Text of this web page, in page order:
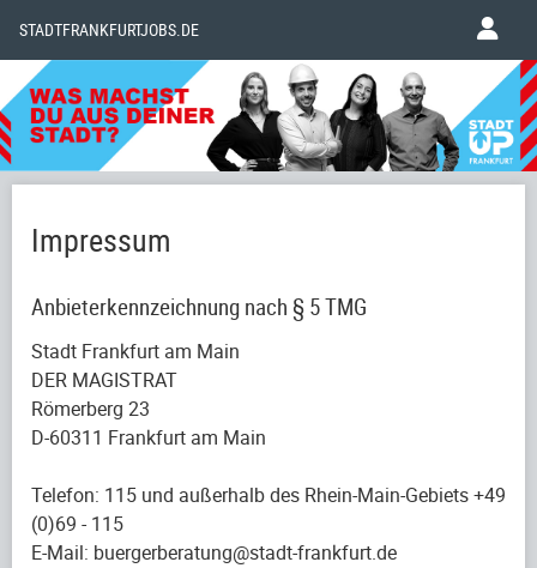
STADTFRANKFURTJOBS.DE
Impressum
Anbieterkennzeichnung nach § 5 TMG
Stadt Frankfurt am Main
DER MAGISTRAT
Römerberg 23
D-60311 Frankfurt am Main
Telefon: 115 und außerhalb des Rhein-Main-Gebiets +49
(0)69 - 115
E-Mail: buergerberatung@stadt-frankfurt.de